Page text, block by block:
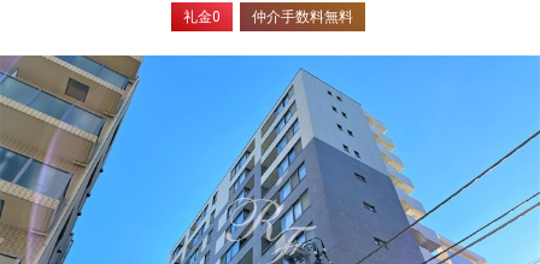
礼金0 仲介手数料無料